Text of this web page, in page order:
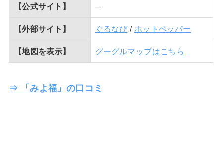
【公式サイト】 –
【外部サイト】 ぐるなび / ホットペッパー
【地図を表示】 グーグルマップはこちら
⇒ 「みよ福」の口コミ